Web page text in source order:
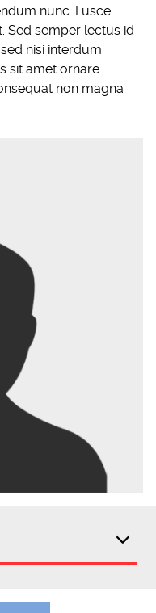
nunc. Fusce
Sed semper lectus id
nisi interdum
sit amet ornare
non magna